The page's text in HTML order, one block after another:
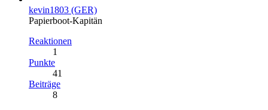
kevin1803 (GER)
Papierboot-Kapitän
Reaktionen
1
Punkte
41
Beiträge
8